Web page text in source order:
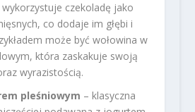
czekoladę jako
co dodaje im głębi i
może być wołowina w
która zaskakuje swoją
wyrazistością.
pleśniowym – klasyczna